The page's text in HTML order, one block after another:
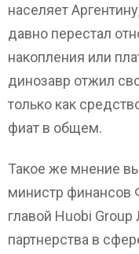
населяет
давно перестал
накопления или
динозавр отжил
только как
фиат в общем.
Такое же мнение
министр финансов
главой Huobi
партнерства в